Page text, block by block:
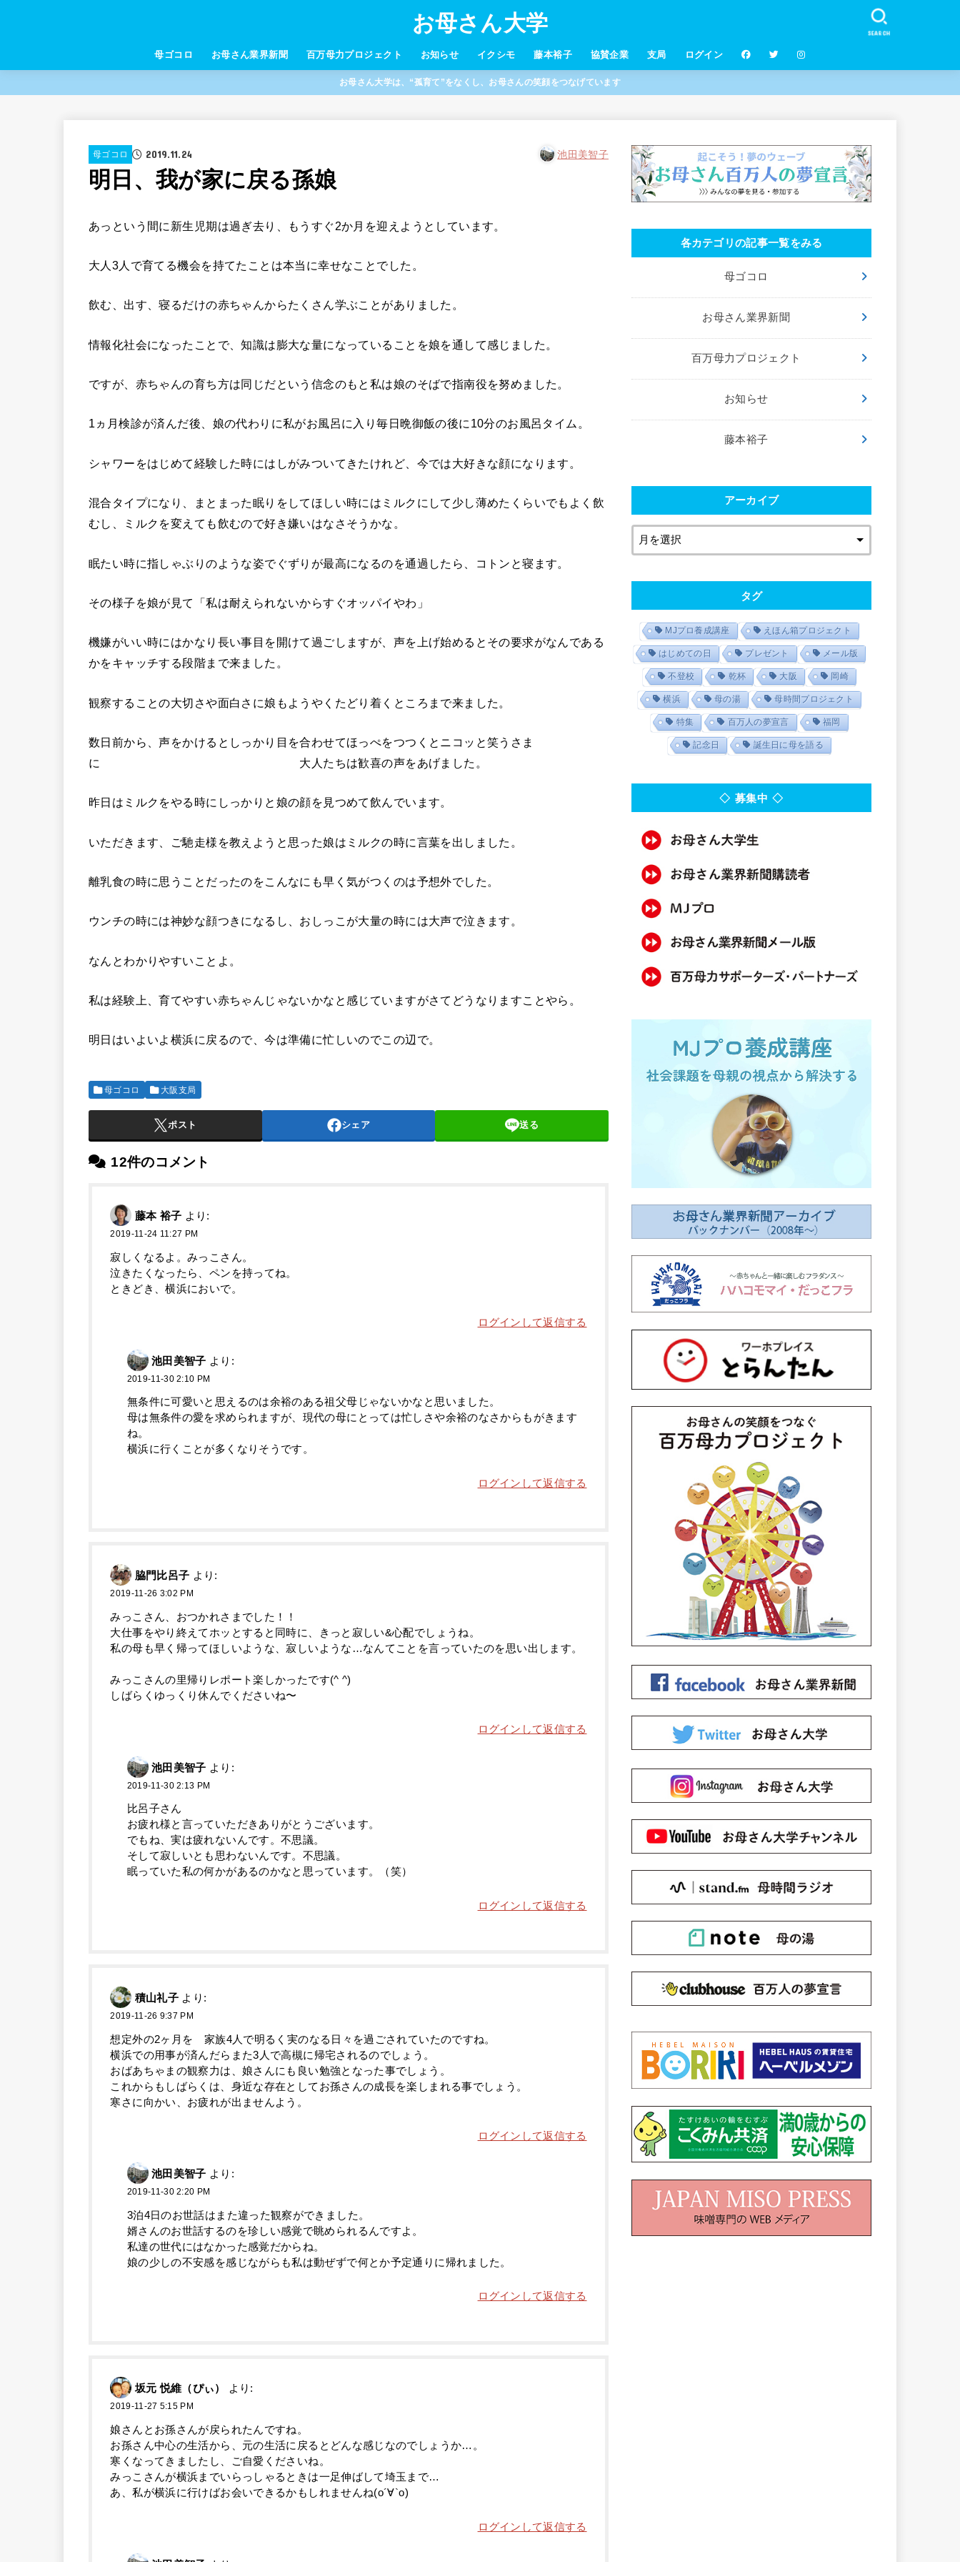
お母さん大学
母ゴコロ お母さん業界新聞 百万母力プロジェクト お知らせ イクシモ 藤本裕子 協賛企業 支局 ログイン
SEARCH
お母さん大学は、“孤育て”をなくし、お母さんの笑顔をつなげています
母ゴコロ 2019.11.24 池田美智子
明日、我が家に戻る孫娘
あっという間に新生児期は過ぎ去り、もうすぐ2か月を迎えようとしています。
大人3人で育てる機会を持てたことは本当に幸せなことでした。
飲む、出す、寝るだけの赤ちゃんからたくさん学ぶことがありました。
情報化社会になったことで、知識は膨大な量になっていることを娘を通して感じました。
ですが、赤ちゃんの育ち方は同じだという信念のもと私は娘のそばで指南役を努めました。
1ヵ月検診が済んだ後、娘の代わりに私がお風呂に入り毎日晩御飯の後に10分のお風呂タイム。
シャワーをはじめて経験した時にはしがみついてきたけれど、今では大好きな顔になります。
混合タイプになり、まとまった眠りをしてほしい時にはミルクにして少し薄めたくらいでもよく飲
むし、ミルクを変えても飲むので好き嫌いはなさそうかな。
眠たい時に指しゃぶりのような姿でぐずりが最高になるのを通過したら、コトンと寝ます。
その様子を娘が見て「私は耐えられないからすぐオッパイやわ」
機嫌がいい時にはかなり長い事目を開けて過ごしますが、声を上げ始めるとその要求がなんである
かをキャッチする段階まで来ました。
観察することの大切さや面白さに娘もようやくたどり着くところまで来ました。
数日前から、声をかけるとしっかり目を合わせてほっぺをつつくとニコッと笑うさま
に 大人たちは歓喜の声をあげました。
昨日はミルクをやる時にしっかりと娘の顔を見つめて飲んでいます。
いただきます、ご馳走様を教えようと思った娘はミルクの時に言葉を出しました。
離乳食の時に思うことだったのをこんなにも早く気がつくのは予想外でした。
ウンチの時には神妙な顔つきになるし、おしっこが大量の時には大声で泣きます。
なんとわかりやすいことよ。
私は経験上、育てやすい赤ちゃんじゃないかなと感じていますがさてどうなりますことやら。
明日はいよいよ横浜に戻るので、今は準備に忙しいのでこの辺で。
母ゴコロ 大阪支局
ポスト シェア 送る
12件のコメント
藤本 裕子 より:
2019-11-24 11:27 PM
寂しくなるよ。みっこさん。
泣きたくなったら、ペンを持ってね。
ときどき、横浜においで。
ログインして返信する
池田美智子 より:
2019-11-30 2:10 PM
無条件に可愛いと思えるのは余裕のある祖父母じゃないかなと思いました。
母は無条件の愛を求められますが、現代の母にとっては忙しさや余裕のなさからもがきます
ね。
横浜に行くことが多くなりそうです。
ログインして返信する
脇門比呂子 より:
2019-11-26 3:02 PM
みっこさん、おつかれさまでした！！
大仕事をやり終えてホッとすると同時に、きっと寂しい&心配でしょうね。
私の母も早く帰ってほしいような、寂しいような…なんてことを言っていたのを思い出します。
みっこさんの里帰りレポート楽しかったです(^ ^)
しばらくゆっくり休んでくださいね〜
ログインして返信する
池田美智子 より:
2019-11-30 2:13 PM
比呂子さん
お疲れ様と言っていただきありがとうございます。
でもね、実は疲れないんです。不思議。
そして寂しいとも思わないんです。不思議。
眠っていた私の何かがあるのかなと思っています。（笑）
ログインして返信する
積山礼子 より:
2019-11-26 9:37 PM
想定外の2ヶ月を 家族4人で明るく実のなる日々を過ごされていたのですね。
横浜での用事が済んだらまた3人で高槻に帰宅されるのでしょう。
おばあちゃまの観察力は、娘さんにも良い勉強となった事でしょう。
これからもしばらくは、身近な存在としてお孫さんの成長を楽しまれる事でしょう。
寒さに向かい、お疲れが出ませんよう。
ログインして返信する
池田美智子 より:
2019-11-30 2:20 PM
3泊4日のお世話はまた違った観察ができました。
婿さんのお世話するのを珍しい感覚で眺められるんですよ。
私達の世代にはなかった感覚だからね。
娘の少しの不安感を感じながらも私は動ぜずで何とか予定通りに帰れました。
ログインして返信する
坂元 悦維（ぴぃ） より:
2019-11-27 5:15 PM
娘さんとお孫さんが戻られたんですね。
お孫さん中心の生活から、元の生活に戻るとどんな感じなのでしょうか…。
寒くなってきましたし、ご自愛くださいね。
みっこさんが横浜までいらっしゃるときは一足伸ばして埼玉まで…
あ、私が横浜に行けばお会いできるかもしれませんね(о´∀`о)
ログインして返信する
各カテゴリの記事一覧をみる
母ゴコロ
お母さん業界新聞
百万母力プロジェクト
お知らせ
藤本裕子
アーカイブ
タグ
MJプロ養成講座 えほん箱プロジェクト
はじめての日 プレゼント メール版
不登校 乾杯 大阪 岡崎
横浜 母の湯 母時間プロジェクト
特集 百万人の夢宣言 福岡
記念日 誕生日に母を語る
◇ 募集中 ◇